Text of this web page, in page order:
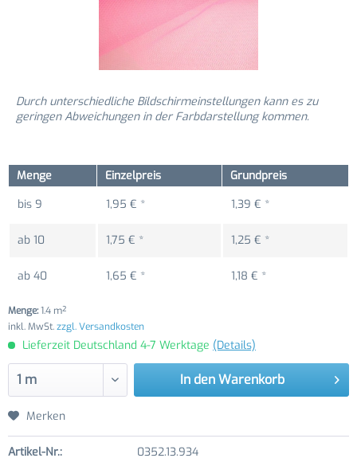
Durch unterschiedliche Bildschirmeinstellungen kann es zu
geringen Abweichungen in der Farbdarstellung kommen.
Menge Einzelpreis
Grundpreis
bis 9 1,95 € * 1,39 € *
ab 10 1,75 € * 1,25 € *
ab 40 1,65 € * 1,18 € *
Menge:1.4 m²
inkl. MwSt.zzgl. Versandkosten
Lieferzeit Deutschland 4-7 Werktage (Details)
In den Warenkorb
Merken
Artikel-Nr.: 0352.13.934